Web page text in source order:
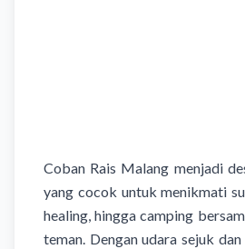
Coban Rais Malang menjadi
yang cocok untuk menikmati
healing, hingga camping
teman. Dengan udara sejuk